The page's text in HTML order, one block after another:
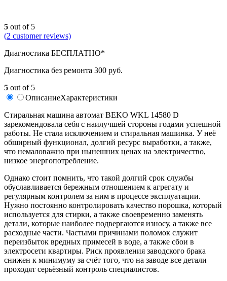
5 out of 5
(2 customer reviews)
Диагностика БЕСПЛАТНО*
Диагностика без ремонта 300 руб.
5 out of 5
ОписаниеХарактеристики
Cтиральная машина автомат BEKO WKL 14580 D
зарекомендовала себя с наилучшей стороны годами успешной
работы. Не стала исключением и стиральная машинка. У неё
обширный функционал, долгий ресурс выработки, а также,
что немаловажно при нынешних ценах на электричество,
низкое энергопотребление.
Однако стоит помнить, что такой долгий срок службы
обуславливается бережным отношением к агрегату и
регулярным контролем за ним в процессе эксплуатации.
Нужно постоянно контролировать качество порошка, который
используется для стирки, а также своевременно заменять
детали, которые наиболее подвергаются износу, а также все
расходные части. Частыми причинами поломок служит
переизбыток вредных примесей в воде, а также сбои в
электросети квартиры. Риск проявления заводского брака
снижен к минимуму за счёт того, что на заводе все детали
проходят серьёзный контроль специалистов.